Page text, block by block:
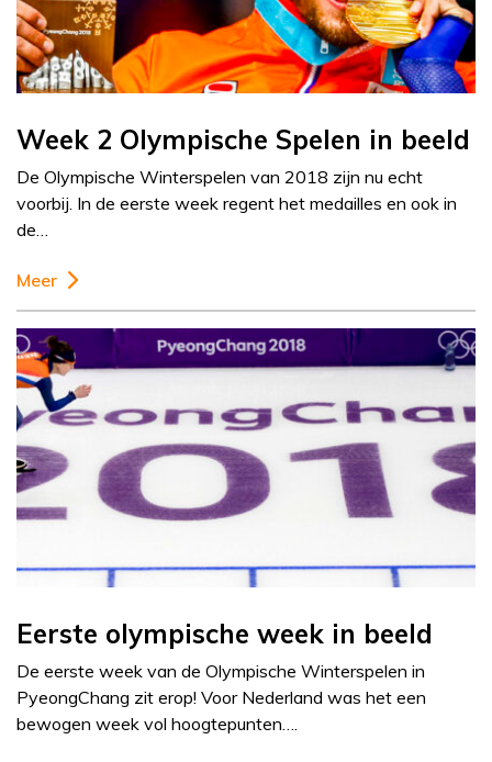
Week 2 Olympische Spelen in beeld
De Olympische Winterspelen van 2018 zijn nu echt
voorbij. In de eerste week regent het medailles en ook in
de…
Meer
Eerste olympische week in beeld
De eerste week van de Olympische Winterspelen in
PyeongChang zit erop! Voor Nederland was het een
bewogen week vol hoogtepunten….